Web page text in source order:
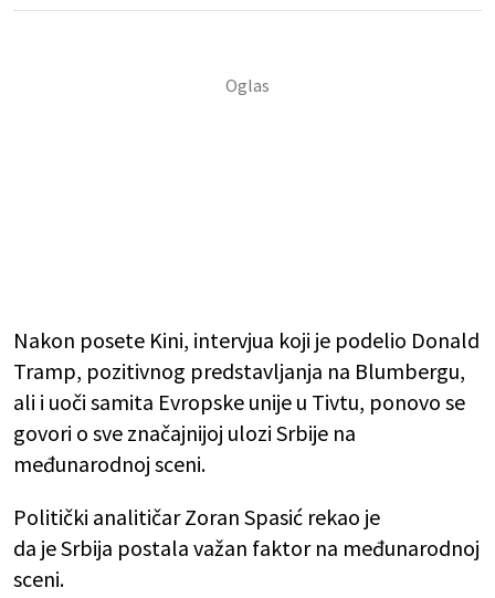
Nakon posete Kini, intervjua koji je podelio Donald
Tramp, pozitivnog predstavljanja na Blumbergu,
ali i uoči samita Evropske unije u Tivtu, ponovo se
govori o sve značajnijoj ulozi Srbije na
međunarodnoj sceni.
Politički analitičar Zoran Spasić rekao je
da je Srbija postala važan faktor na međunarodnoj
sceni.